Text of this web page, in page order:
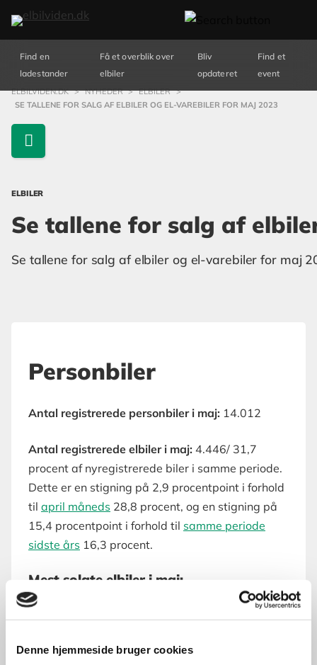
Denne hjemmeside bruger cookies
Find en
ladestander
Få et overblik over
elbiler
Bliv
opdateret
Find et
event
ELBILVIDEN.DK > NYHEDER > ELBILER >
SE TALLENE FOR SALG AF ELBILER OG EL-VAREBILER FOR MAJ 2023
ELBILER
Se tallene for salg af
Se tallene for salg af elbiler og el-varebiler for maj
Personbiler
Antal registrerede personbiler i maj: 14.012
Antal registrerede elbiler i maj: 4.446/ 31,7
procent af nyregistrerede biler i samme periode.
Dette er en stigning på 2,9 procentpoint i forhold
til april måneds 28,8 procent, og en stigning på
15,4 procentpoint i forhold til samme periode
sidste års 16,3 procent.
Mest solgte elbiler i maj:
Varebiler